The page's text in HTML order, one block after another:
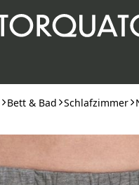
Bett & Bad Schlafzimmer